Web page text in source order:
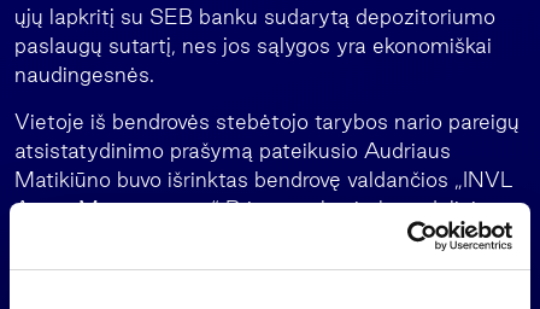
ųjų lapkritį su SEB banku sudarytą depozitoriumo
paslaugų sutartį, nes jos sąlygos yra ekonomiškai
naudingesnės.
Vietoje iš bendrovės stebėtojo tarybos nario pareigų
atsistatydinimo prašymą pateikusio Audriaus
Matikiūno buvo išrinktas bendrovę valdančios „INVL
Asset Management“ Privataus kapitalo padalinio
Teisės ir produktų komandos vadovas Mantas
Gofmanas. Gavus Lietuvos banko leidimą M.